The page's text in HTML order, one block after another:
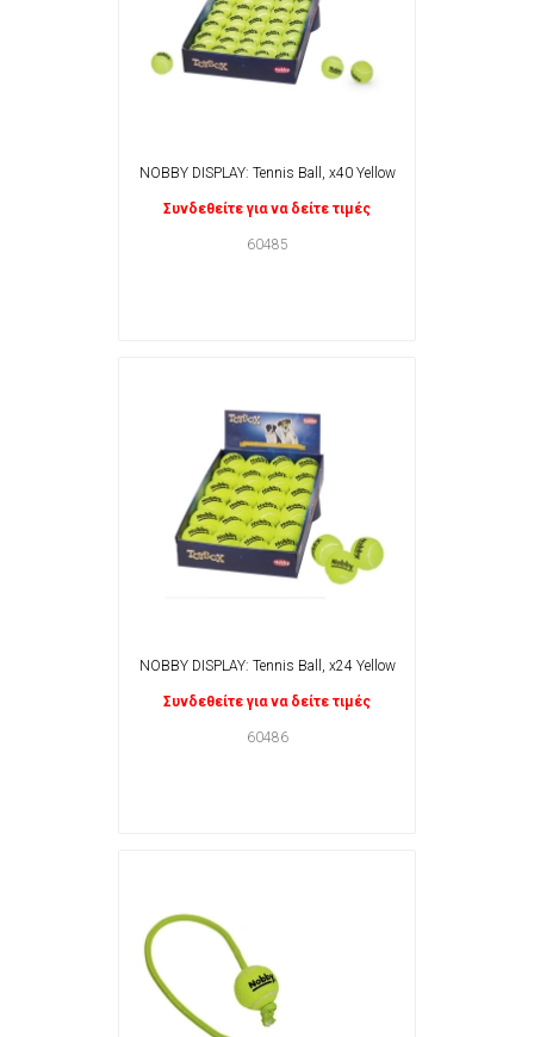
NOBBY DISPLAY: Tennis Ball, x40 Yellow
Συνδεθείτε για να δείτε τιμές
60485
NOBBY DISPLAY: Tennis Ball, x24 Yellow
Συνδεθείτε για να δείτε τιμές
60486